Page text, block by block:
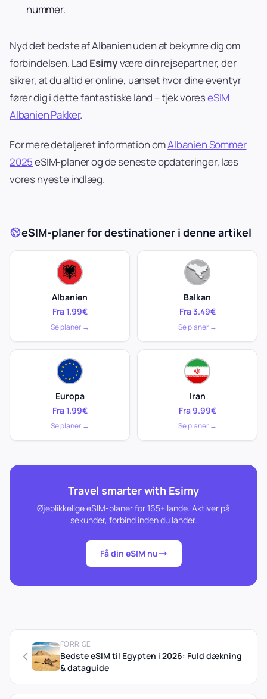
nummer.
Nyd det bedste af Albanien uden at bekymre dig om
forbindelsen. Lad Esimyvære din rejsepartner, der
sikrer, at du altid er online, uanset hvor dine eventyr
fører dig i dette fantastiske land – tjek voreseSIM
Albanien Pakker.
For mere detaljeret information omAlbanien Sommer
2025eSIM-planer og de seneste opdateringer, læs
vores nyeste indlæg.
eSIM-planer for destinationer i denne artikel
Albanien
Fra 1.99€
Se planer →
Balkan
Fra 3.49€
Se planer →
Europa
Fra 1.99€
Se planer →
Iran
Fra 9.99€
Se planer →
Travel smarter with Esimy
Øjeblikkelige eSIM-planer for 165+ lande. Aktiver på
sekunder, forbind inden du lander.
Få din eSIM nu
FORRIGE
Bedste eSIM til Egypten i 2026: Fuld dækning
& dataguide